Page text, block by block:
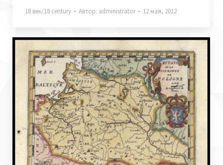
18 век/18 century Автор: administrator 12 мая, 2012